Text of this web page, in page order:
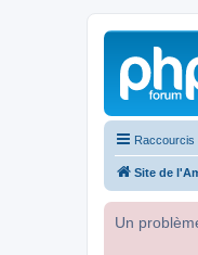
Raccourcis
Site de
Un